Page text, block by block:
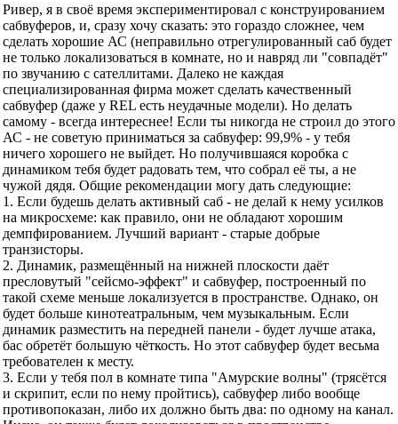
Ривер, я в своё время экспериментировал с конструированием
сабвуферов, и, сразу хочу сказать: это гораздо сложнее, чем
сделать хорошие АС (неправильно отрегулированный саб будет
не только локализоваться в комнате, но и навряд ли "совпадёт"
по звучанию с сателлитами. Далеко не каждая
специализированная фирма может сделать качественный
сабвуфер (даже у REL есть неудачные модели). Но делать
самому - всегда интереснее! Если ты никогда не строил до этого
АС - не советую приниматься за сабвуфер: 99,9% - у тебя
ничего хорошего не выйдет. Но получившаяся коробка с
динамиком тебя будет радовать тем, что собрал её ты, а не
чужой дядя. Общие рекомендации могу дать следующие:
1. Если будешь делать активный саб - не делай к нему усилков
на микросхеме: как правило, они не обладают хорошим
демпфированием. Лучший вариант - старые добрые
транзисторы.
2. Динамик, размещённый на нижней плоскости даёт
пресловутый "сейсмо-эффект" и сабвуфер, построенный по
такой схеме меньше локализуется в пространстве. Однако, он
будет больше кинотеатральным, чем музыкальным. Если
динамик разместить на передней панели - будет лучше атака,
бас обретёт большую чёткость. Но этот сабвуфер будет весьма
требователен к месту.
3. Если у тебя пол в комнате типа "Амурские волны" (трясётся
и скрипит, если по нему пройтись), сабвуфер либо вообще
противопоказан, либо их должно быть два: по одному на канал.